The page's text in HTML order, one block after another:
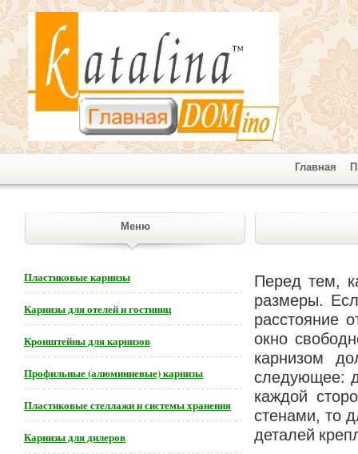
Главная
Перед тем,
размеры.
расстояние
окно
карнизом
следующее:
каждой
стенами, то
деталей
Меню
Пластиковые карнизы
Карнизы для отелей и гостиниц
Кронштейны для карнизов
Профильные (алюминиевые) карнизы
Пластиковые стеллажи и системы хранения
Карнизы для дилеров